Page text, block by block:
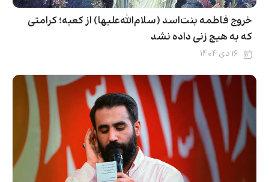
خروج فاطمه بنت‌اسد (سلام‌الله‌علیها) از کعبه؛ کرامتی
که به هیچ زنی داده نشد
۱۶ دی ۱۴۰۴